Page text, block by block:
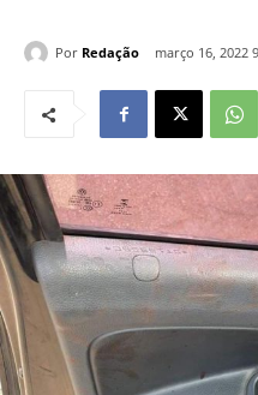
Por Redação março 16, 2022